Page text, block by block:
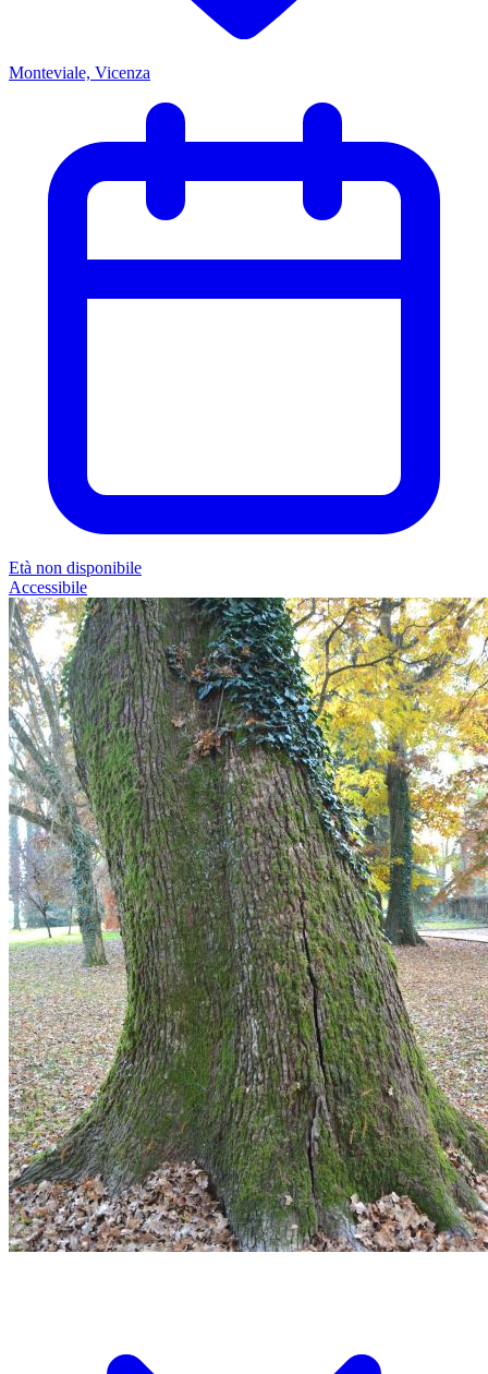
Monteviale, Vicenza
Età non disponibile
Accessibile